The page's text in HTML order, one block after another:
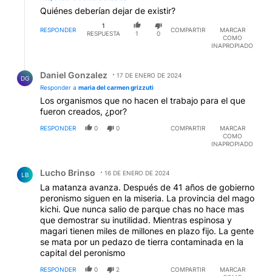
Quiénes deberían dejar de existir?
RESPONDER
1
RESPUESTA
1 0
COMPARTIR
MARCAR
COMO
INAPROPIADO
DG Daniel Gonzalez
17 DE ENERO DE 2024
Responder a maria del carmen grizzuti
Los organismos que no hacen el trabajo para el que
fueron creados, ¿por?
RESPONDER 0 0 COMPARTIR
MARCAR
COMO
INAPROPIADO
LB Lucho Brinso 16 DE ENERO DE 2024
La matanza avanza. Después de 41 años de gobierno
peronismo siguen en la miseria. La provincia del mago
kichi. Que nunca salio de parque chas no hace mas
que demostrar su inutilidad. Mientras espinosa y
magari tienen miles de millones en plazo fijo. La gente
se mata por un pedazo de tierra contaminada en la
capital del peronismo
RESPONDER 0 2 COMPARTIR
MARCAR